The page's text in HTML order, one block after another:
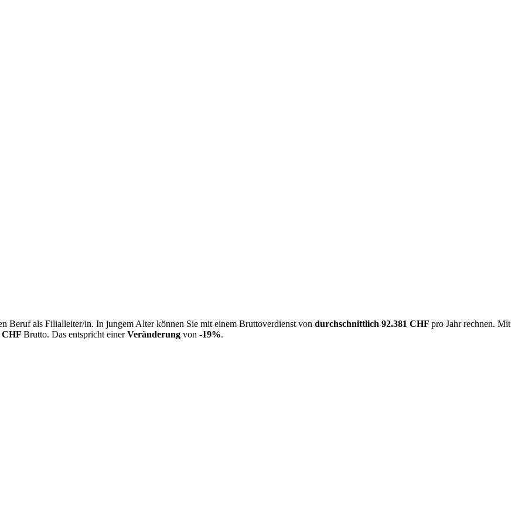
Beruf als Filialleiter/in. In jungem Alter können Sie mit einem Bruttoverdienst von durchschnittlich 92.381 CHF pro Jahr rechnen. Mit
CHF Brutto. Das entspricht einerVeränderung von -19%.